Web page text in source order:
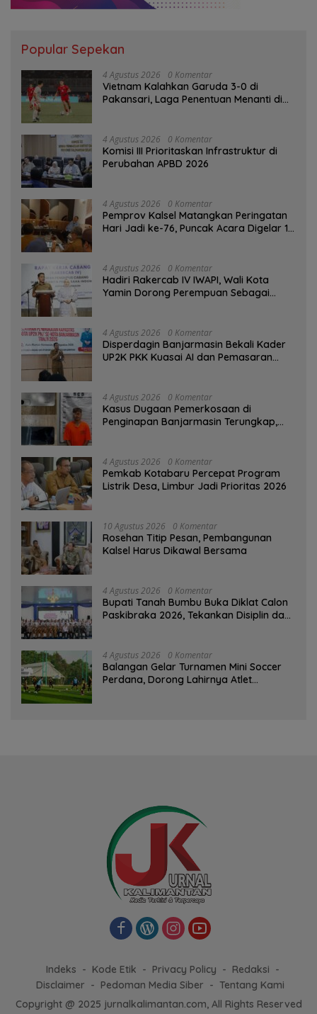
Popular Sepekan
4 Agustus 2026 0 Komentar
Vietnam Kalahkan Garuda 3-0 di
Pakansari, Laga Penentuan Menanti di
4 Agustus 2026 0 Komentar
‎Komisi III Prioritaskan Infrastruktur di
Perubahan APBD 2026
4 Agustus 2026 0 Komentar
Pemprov Kalsel Matangkan Peringatan
Hari Jadi ke-76, Puncak Acara Digelar 13
4 Agustus 2026 0 Komentar
Hadiri Rakercab IV IWAPI, Wali Kota
Yamin Dorong Perempuan Sebagai
4 Agustus 2026 0 Komentar
Disperdagin Banjarmasin Bekali Kader
UP2K PKK Kuasai AI dan Pemasaran
4 Agustus 2026 0 Komentar
Kasus Dugaan Pemerkosaan di
Penginapan Banjarmasin Terungkap,
4 Agustus 2026 0 Komentar
Pemkab Kotabaru Percepat Program
Listrik Desa, Limbur Jadi Prioritas 2026
10 Agustus 2026 0 Komentar
Rosehan Titip Pesan, Pembangunan
Kalsel Harus Dikawal Bersama
4 Agustus 2026 0 Komentar
Bupati Tanah Bumbu Buka Diklat Calon
Paskibraka 2026, Tekankan Disiplin dan
4 Agustus 2026 0 Komentar
Balangan Gelar Turnamen Mini Soccer
Perdana, Dorong Lahirnya Atlet
Indeks Kode Etik Privacy Policy
Redaksi
Disclaimer
Pedoman Media Siber
Tentang Kami
Copyright @ 2025 jurnalkalimantan.com, All Rights Reserved